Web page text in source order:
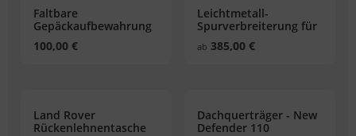
Faltbare
Gepäckaufbewahrung
100,00 €
Leichtmetall-
Spurverbreiterung für
Defender
ab 385,00 €
Land Rover
Rückenlehnentasche
Dachquerträger - New
Defender 110